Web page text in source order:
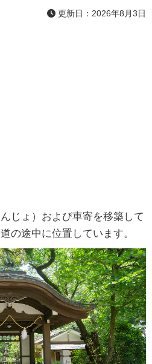
更新日：2026年8月3日
じょ）および車寄を移築して
の途中に位置しています。